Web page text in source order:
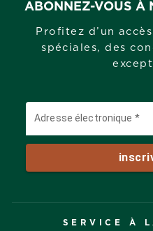
ABONNEZ-VOUS À
Profitez d’un
spéciales, des
SERVICE À